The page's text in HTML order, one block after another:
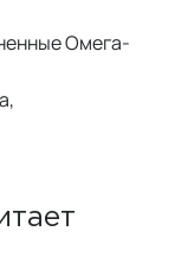
Омега-